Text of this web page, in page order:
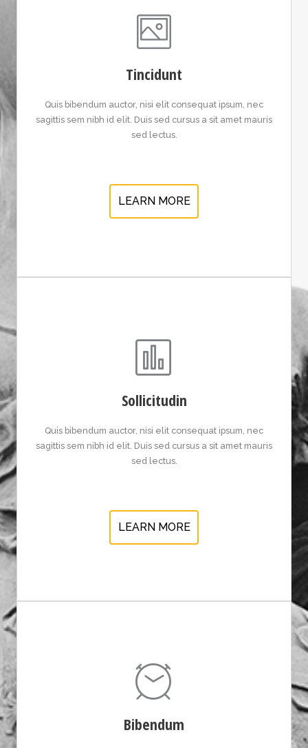
Tincidunt
Quis bibendum auctor, nisi elit consequat ipsum, nec
sagittis sem nibh id elit. Duis sed cursus a sit amet mauris
sed lectus.
LEARN MORE
Sollicitudin
Quis bibendum auctor, nisi elit consequat ipsum, nec
sagittis sem nibh id elit. Duis sed cursus a sit amet mauris
sed lectus.
LEARN MORE
Bibendum